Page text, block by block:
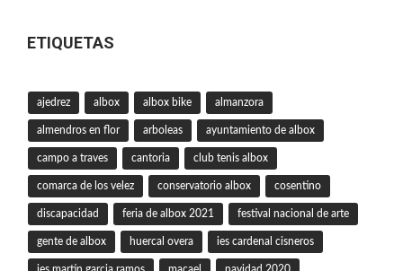
ETIQUETAS
ajedrez albox albox bike almanzora
almendros en flor arboleas ayuntamiento de albox
campo a traves cantoria club tenis albox
comarca de los velez conservatorio albox cosentino
discapacidad feria de albox 2021 festival nacional de arte
gente de albox huercal overa ies cardenal cisneros